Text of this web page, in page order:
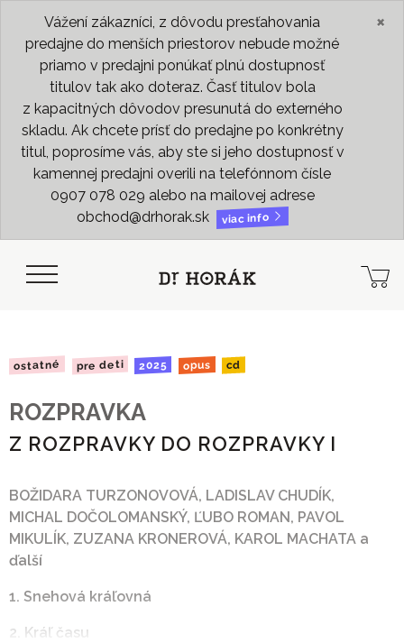
Vážení zákazníci, z dôvodu presťahovania
predajne do menších priestorov nebude možné
priamo v predajni ponúkať plnú dostupnosť
titulov tak ako doteraz. Časť titulov bola
z kapacitných dôvodov presunutá do externého
skladu. Ak chcete prísť do predajne po konkrétny
titul, poprosíme vás, aby ste si jeho dostupnosť v
kamennej predajni overili na telefónnom čísle
0907 078 029 alebo na mailovej adrese
obchod@drhorak.sk
viac info
×
ostatné pre deti 2025 opus cd
ROZPRAVKA
Z ROZPRAVKY DO ROZPRAVKY I
BOŽIDARA TURZONOVOVÁ, LADISLAV CHUDÍK,
MICHAL DOČOLOMANSKÝ, ĽUBO ROMAN, PAVOL
MIKULÍK, ZUZANA KRONEROVÁ, KAROL MACHATA a
ďalší
1. Snehová kráľovná
2. Kráľ času